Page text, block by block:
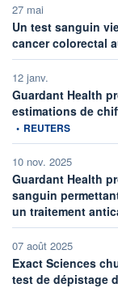
27 mai
Un test sanguin
cancer colorectal
12 janv.
Guardant Health
estimations de
• REUTERS
10 nov. 2025
Guardant Health
sanguin
un traitement
07 août 2025
Exact Sciences
test de dépistage